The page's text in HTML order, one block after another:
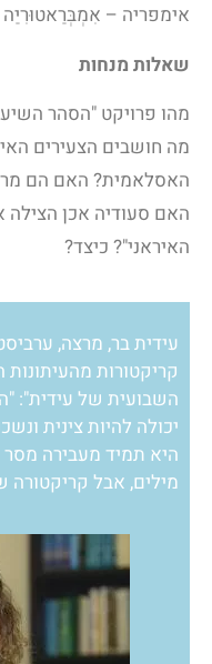
אימפריה – אִמְבְּרַאטוּרִיַה
שאלות מנחות
מהו פרויקט "הסהר
מה חושבים הצעירים
האסלאמית? האם הם
האם סעודיה אכן הצילה
האיראני"? כיצד?
עידית בר, מרצה,
קריקטורות
השבועית של עידית":
יכולה להיות צינית
היא תמיד מעבירה
מילים, אבל קריקטורה